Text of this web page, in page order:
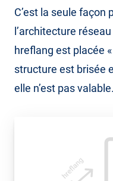
C’est la seule façon
l’architecture
hreflang est placée
structure est brisée
elle n’est pas valable.